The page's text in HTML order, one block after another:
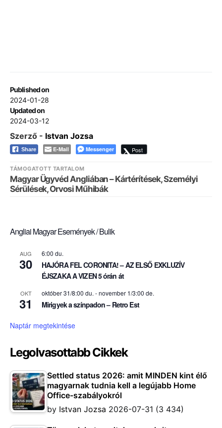
Published on
2024-01-28
Updated on
2024-03-12
Szerző - Istvan Jozsa
Share E-Mail Messenger Post
TÁMOGATOTT TARTALOM
Magyar Ügyvéd Angliában – Kártérítések, Személyi
Sérülések, Orvosi Műhibák
Angliai Magyar Események / Bulik
AUG
30
6:00 du.
HAJÓRA FEL CORONITA! – AZ ELSŐ EXKLUZÍV
ÉJSZAKA A VIZEN 5 órán át
OKT
31
október 31/8:00 du. -november 1/3:00 de.
Mirigyek a színpadon – Retro Est
Naptár megtekintése
Legolvasottabb Cikkek
Settled status 2026: amit MINDEN kint élő
magyarnak tudnia kell a legújabb Home
Office-szabályokról
by Istvan Jozsa 2026-07-31 (3 434)